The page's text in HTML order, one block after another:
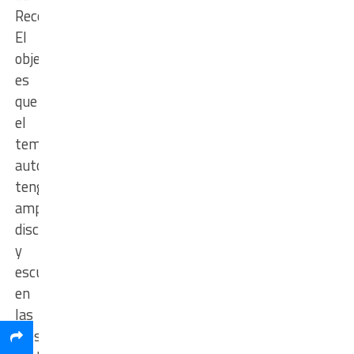
Reconquista.
El
objetivo
es
que
el
tema
autonomía
tenga
amplia
discusión
y
escuchar
en
las
tres